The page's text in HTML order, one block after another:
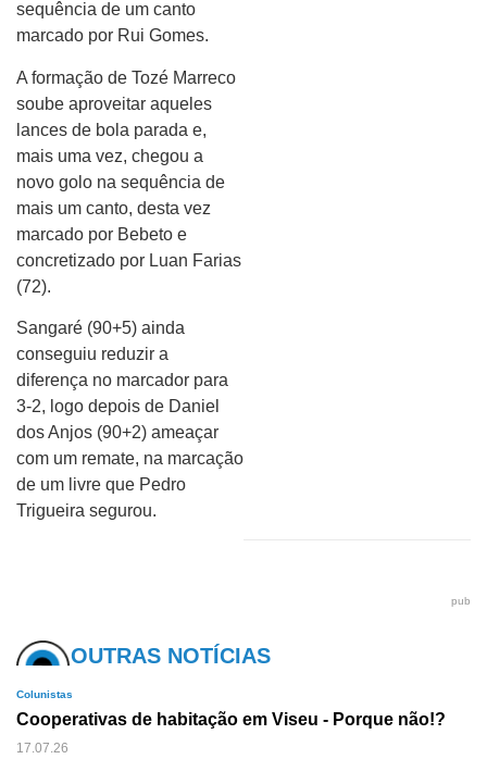
sequência de um canto
marcado por Rui Gomes.
A formação de Tozé Marreco
soube aproveitar aqueles
lances de bola parada e,
mais uma vez, chegou a
novo golo na sequência de
mais um canto, desta vez
marcado por Bebeto e
concretizado por Luan Farias
(72).
Sangaré (90+5) ainda
conseguiu reduzir a
diferença no marcador para
3-2, logo depois de Daniel
dos Anjos (90+2) ameaçar
com um remate, na marcação
de um livre que Pedro
Trigueira segurou.
pub
OUTRAS NOTÍCIAS
Colunistas
Cooperativas de habitação em Viseu - Porque não!?
17.07.26